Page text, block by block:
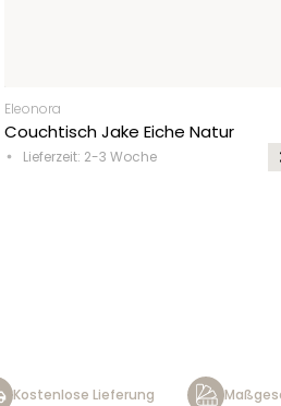
Eleonora
Couchtisch Jake Eiche Natur
Lieferzeit: 2-3 Woche
Kostenlose Lieferung